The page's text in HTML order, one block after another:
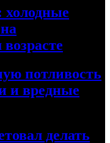
холодные
потливость
и вредные
делать